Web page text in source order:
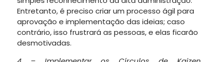
Entretanto, é preciso criar um processo ágil para
aprovação e implementação das ideias; caso
contrário, isso frustrará as pessoas, e elas ficarão
desmotivadas.